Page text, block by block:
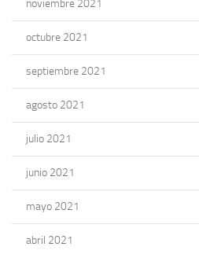
noviembre 2021
octubre 2021
septiembre 2021
agosto 2021
julio 2021
junio 2021
mayo 2021
abril 2021